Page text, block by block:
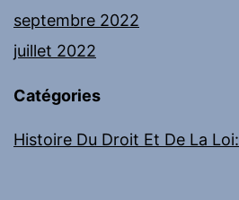
septembre 2022
juillet 2022
Catégories
Histoire Du Droit Et De La Loi: